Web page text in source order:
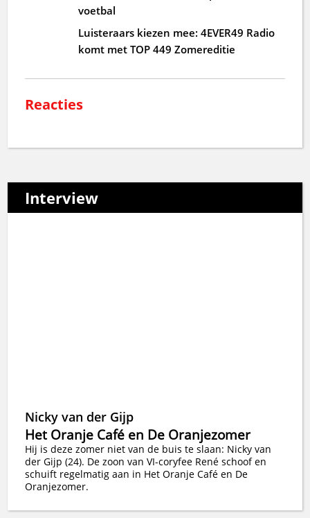
voetbal
Luisteraars kiezen mee: 4EVER49 Radio
komt met TOP 449 Zomereditie
Reacties
Interview
Nicky van der Gijp
Het Oranje Café en De Oranjezomer
Hij is deze zomer niet van de buis te slaan: Nicky van
der Gijp (24). De zoon van VI-coryfee René schoof en
schuift regelmatig aan in Het Oranje Café en De
Oranjezomer.